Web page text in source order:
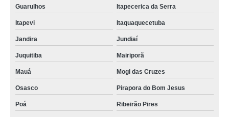
tela sombreamento freshnet Amparo
tela de proteção redutora térmica Itupeva
quanto custa tela agrícola rachel Camboriú
empresa de tela ráfia branca Norte Central
tela de sombrite Chapecó
Guarulhos Itapecerica da Serra
Itapevi Itaquaquecetuba
Jandira Jundiaí
Juquitiba Mairiporã
Mauá Mogi das Cruzes
Osasco Pirapora do Bom Jesus
Poá Ribeirão Pires